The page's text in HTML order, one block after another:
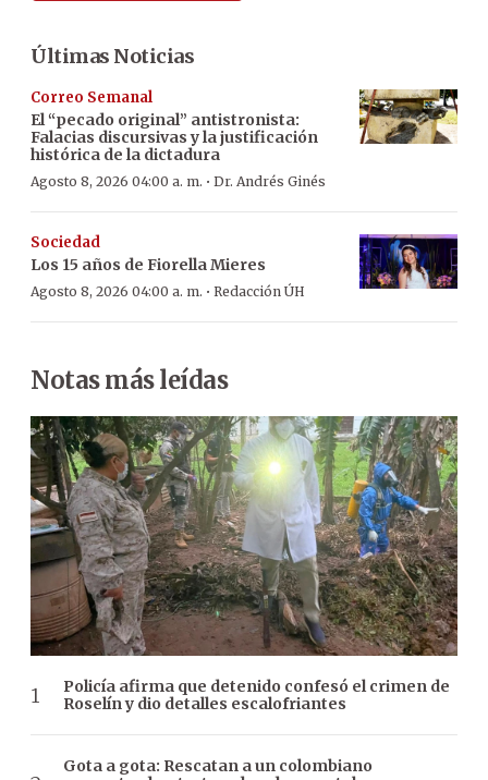
Últimas Noticias
Correo Semanal
El “pecado original” antistronista:
Falacias discursivas y la justificación
histórica de la dictadura
Agosto 8, 2026 04:00 a. m. · Dr. Andrés Ginés
Sociedad
Los 15 años de Fiorella Mieres
Agosto 8, 2026 04:00 a. m. · Redacción ÚH
Notas más leídas
Policía afirma que detenido confesó el crimen de
Roselín y dio detalles escalofriantes
Gota a gota: Rescatan a un colombiano